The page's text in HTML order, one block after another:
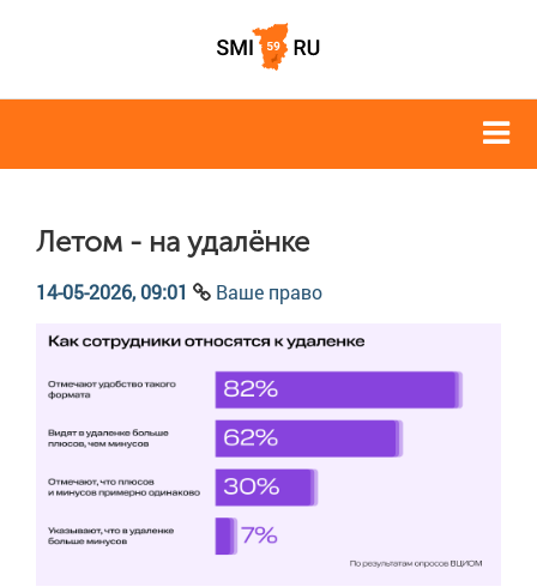
Летом - на удалёнке
14-05-2026, 09:01 Ваше право